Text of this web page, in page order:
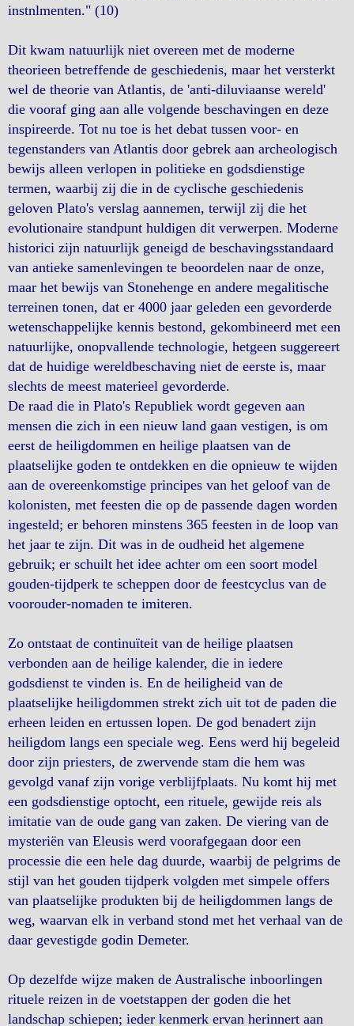
instnlmenten." (10)
Dit kwam natuurlijk niet overeen met de moderne
theorieen betreffende de geschiedenis, maar het versterkt
wel de theorie van Atlantis, de 'anti-diluviaanse wereld'
die vooraf ging aan alle volgende beschavingen en deze
inspireerde. Tot nu toe is het debat tussen voor- en
tegenstanders van Atlantis door gebrek aan archeologisch
bewijs alleen verlopen in politieke en godsdienstige
termen, waarbij zij die in de cyclische geschiedenis
geloven Plato's verslag aannemen, terwijl zij die het
evolutionaire standpunt huldigen dit verwerpen. Moderne
historici zijn natuurlijk geneigd de beschavingsstandaard
van antieke samenlevingen te beoordelen naar de onze,
maar het bewijs van Stonehenge en andere megalitische
terreinen tonen, dat er 4000 jaar geleden een gevorderde
wetenschappelijke kennis bestond, gekombineerd met een
natuurlijke, onopvallende technologie, hetgeen suggereert
dat de huidige wereldbeschaving niet de eerste is, maar
slechts de meest materieel gevorderde.
De raad die in Plato's Republiek wordt gegeven aan
mensen die zich in een nieuw land gaan vestigen, is om
eerst de heiligdommen en heilige plaatsen van de
plaatselijke goden te ontdekken en die opnieuw te wijden
aan de overeenkomstige principes van het geloof van de
kolonisten, met feesten die op de passende dagen worden
ingesteld; er behoren minstens 365 feesten in de loop van
het jaar te zijn. Dit was in de oudheid het algemene
gebruik; er schuilt het idee achter om een soort model
gouden-tijdperk te scheppen door de feestcyclus van de
voorouder-nomaden te imiteren.
Zo ontstaat de continuïteit van de heilige plaatsen
verbonden aan de heilige kalender, die in iedere
godsdienst te vinden is. En de heiligheid van de
plaatselijke heiligdommen strekt zich uit tot de paden die
erheen leiden en ertussen lopen. De god benadert zijn
heiligdom langs een speciale weg. Eens werd hij begeleid
door zijn priesters, de zwervende stam die hem was
gevolgd vanaf zijn vorige verblijfplaats. Nu komt hij met
een godsdienstige optocht, een rituele, gewijde reis als
imitatie van de oude gang van zaken. De viering van de
mysteriën van Eleusis werd voorafgegaan door een
processie die een hele dag duurde, waarbij de pelgrims de
stijl van het gouden tijdperk volgden met simpele offers
van plaatselijke produkten bij de heiligdommen langs de
weg, waarvan elk in verband stond met het verhaal van de
daar gevestigde godin Demeter.
Op dezelfde wijze maken de Australische inboorlingen
rituele reizen in de voetstappen der goden die het
landschap schiepen; ieder kenmerk ervan herinnert aan